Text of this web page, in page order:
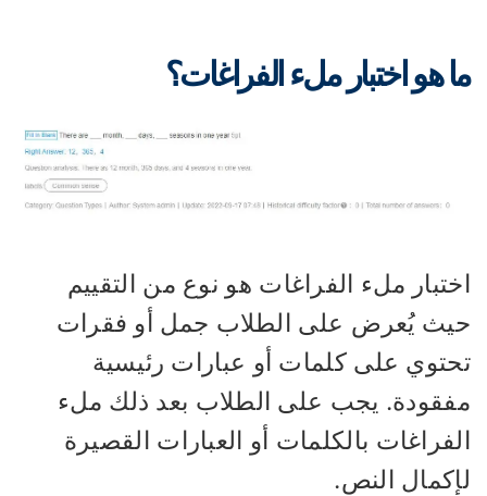
هو اختبار ملء الفراغات؟
ملء الفراغات هو نوع من التقييم
يُعرض على الطلاب جمل أو فقرات
على كلمات أو عبارات رئيسية
يجب على الطلاب بعد ذلك ملء
بالكلمات أو العبارات القصيرة
النص.